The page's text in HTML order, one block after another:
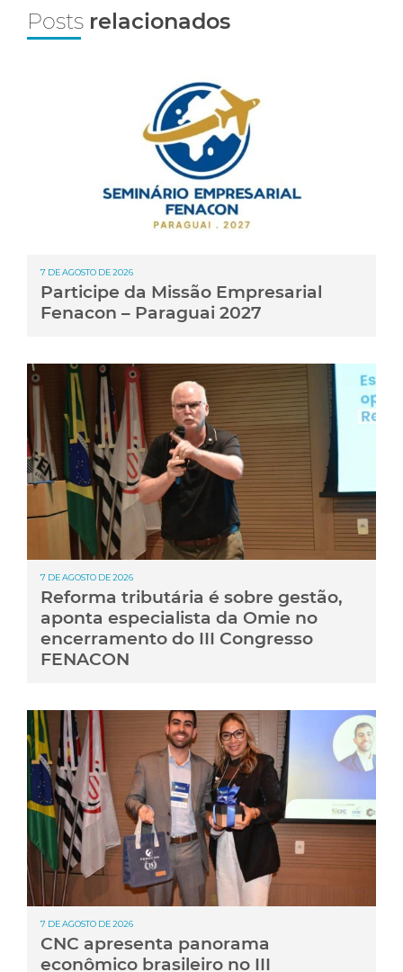
Posts relacionados
7 DE AGOSTO DE 2026
Participe da Missão Empresarial
Fenacon – Paraguai 2027
7 DE AGOSTO DE 2026
Reforma tributária é sobre gestão,
aponta especialista da Omie no
encerramento do III Congresso
FENACON
7 DE AGOSTO DE 2026
CNC apresenta panorama
econômico brasileiro no III